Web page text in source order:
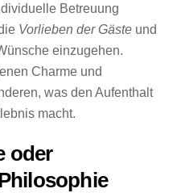
Betreuung
Vorlieben der Gäste und
einzugehen.
Charme und
was den Aufenthalt
macht.
oder